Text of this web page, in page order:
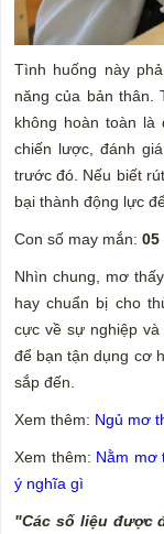
Tình huống này
năng của bản thân.
không hoàn toàn
chiến lược, đánh
trước đó. Nếu biết
bại thành động lực
Con số may mắn: 05
Nhìn chung, mơ
hay chuẩn bị cho
cực về sự nghiệp
để bạn tận dụng cơ
sắp đến.
Xem thêm: Ngủ mơ
Xem thêm: Nằm mơ
ý nghĩa gì
"Các số liệu được